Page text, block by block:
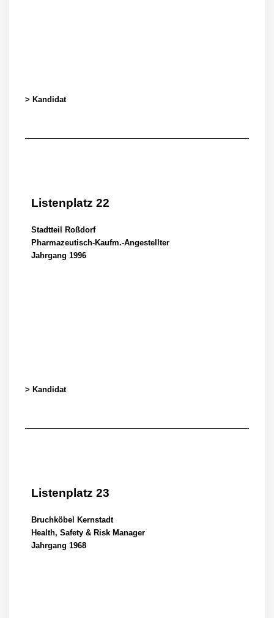
> Kandidat
Listenplatz 22
Stadtteil Roßdorf
Pharmazeutisch-Kaufm.-Angestellter
Jahrgang 1996
> Kandidat
Listenplatz 23
Bruchköbel Kernstadt
Health, Safety & Risk Manager
Jahrgang 1968